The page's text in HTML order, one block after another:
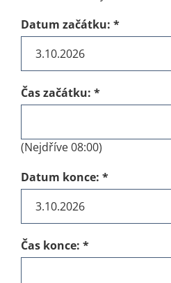
Datum začátku: *
Čas začátku: *
(Nejdříve 08:00)
Datum konce: *
Čas konce: *